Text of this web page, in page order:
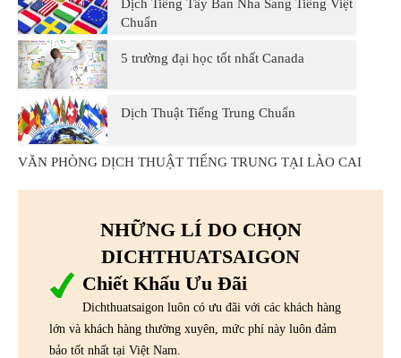
Dịch Tiếng Tây Ban Nha Sang Tiếng Việt
Chuẩn
5 trường đại học tốt nhất Canada
Dịch Thuật Tiếng Trung Chuẩn
VĂN PHÒNG DỊCH THUẬT TIẾNG TRUNG TẠI LÀO CAI
NHỮNG LÍ DO CHỌN
DICHTHUATSAIGON
Chiết Khấu Ưu Đãi
Dichthuatsaigon luôn có ưu đãi với các khách hàng
lớn và khách hàng thường xuyên, mức phí này luôn đảm
bảo tốt nhất tại Việt Nam.